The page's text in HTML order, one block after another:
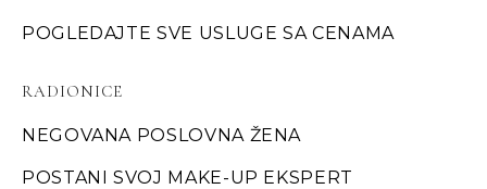
POGLEDAJTE SVE USLUGE SA CENAMA
RADIONICE
NEGOVANA POSLOVNA ŽENA
POSTANI SVOJ MAKE-UP EKSPERT